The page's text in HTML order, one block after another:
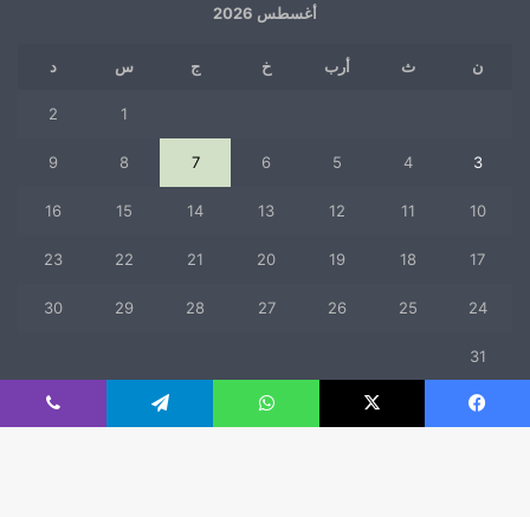
أغسطس 2026
ن ث أرب خ ج س د
1
2
3
4
5
6
7
8
9
10
11
12
13
14
15
16
17
18
19
20
21
22
23
24
25
26
27
28
29
30
31
« يوليو
فيسبوك ‫X واتساب تيلقرام ڤايبر